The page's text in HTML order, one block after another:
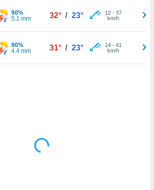
90%
5.1 mm
32° / 23° 12- 37
km/h
90%
4.4 mm
31° / 23° 14- 41
km/h